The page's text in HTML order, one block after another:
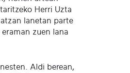
Herri Uzta
lanetan parte
zuen lana
Aldi berean,